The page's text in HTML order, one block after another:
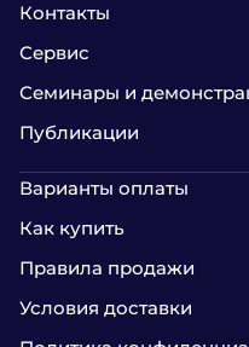
Контакты
Сервис
Семинары и
Публикации
Варианты оплаты
Как купить
Правила продажи
Условия доставки